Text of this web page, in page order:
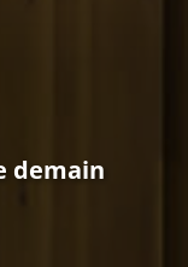
demain